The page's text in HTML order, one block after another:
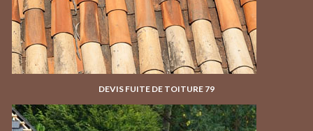
DEVIS FUITE DE TOITURE 79